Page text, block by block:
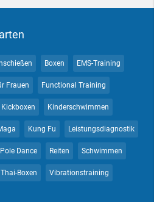
Boxen EMS-Training
Frauen Functional Training
Kickboxen Kinderschwimmen
Kung Fu Leistungsdiagnostik
Pole Dance Reiten Schwimmen
Thai-Boxen Vibrationstraining